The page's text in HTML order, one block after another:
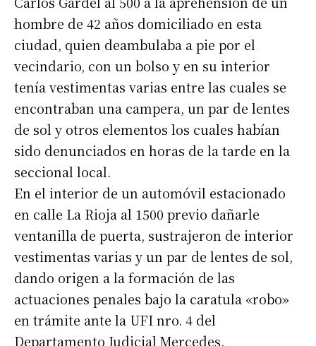
Suscribirme gratis
Dirección de correo electrónico *
hombre de 42 años domiciliado en esta
ciudad, quien deambulaba a pie por el
vecindario, con un bolso y en su interior
tenía vestimentas varias entre las cuales se
encontraban una campera, un par de lentes
de sol y otros elementos los cuales habían
sido denunciados en horas de la tarde en la
seccional local.
En el interior de un automóvil estacionado
en calle La Rioja al 1500 previo dañarle
ventanilla de puerta, sustrajeron de interior
vestimentas varias y un par de lentes de sol,
dando origen a la formación de las
actuaciones penales bajo la caratula «robo»
en trámite ante la UFI nro. 4 del
Departamento Judicial Mercedes.